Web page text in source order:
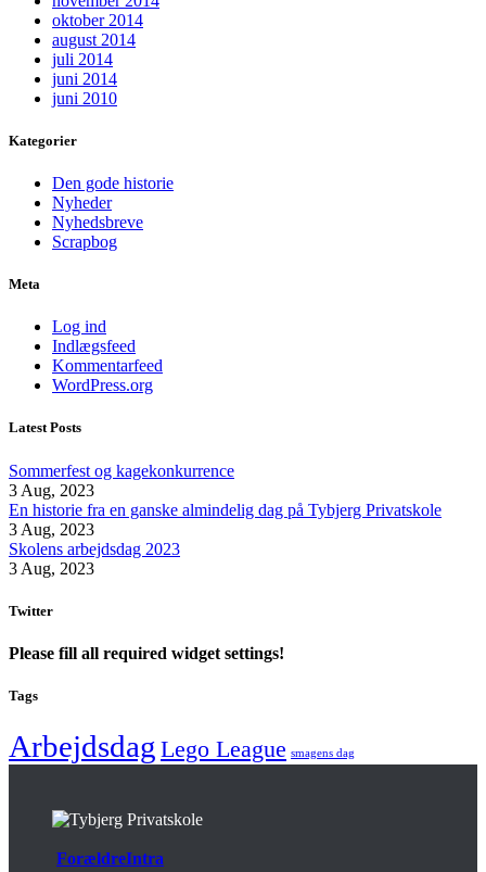
oktober 2014
august 2014
juli 2014
juni 2014
juni 2010
Kategorier
Den gode historie
Nyheder
Nyhedsbreve
Scrapbog
Meta
Log ind
Indlægsfeed
Kommentarfeed
WordPress.org
Latest Posts
Sommerfest og kagekonkurrence
3 Aug, 2023
En historie fra en ganske almindelig dag på Tybjerg Privatskole
3 Aug, 2023
Skolens arbejdsdag 2023
3 Aug, 2023
Twitter
Please fill all required widget settings!
Tags
Arbejdsdag Lego League smagens dag
ForældreIntra